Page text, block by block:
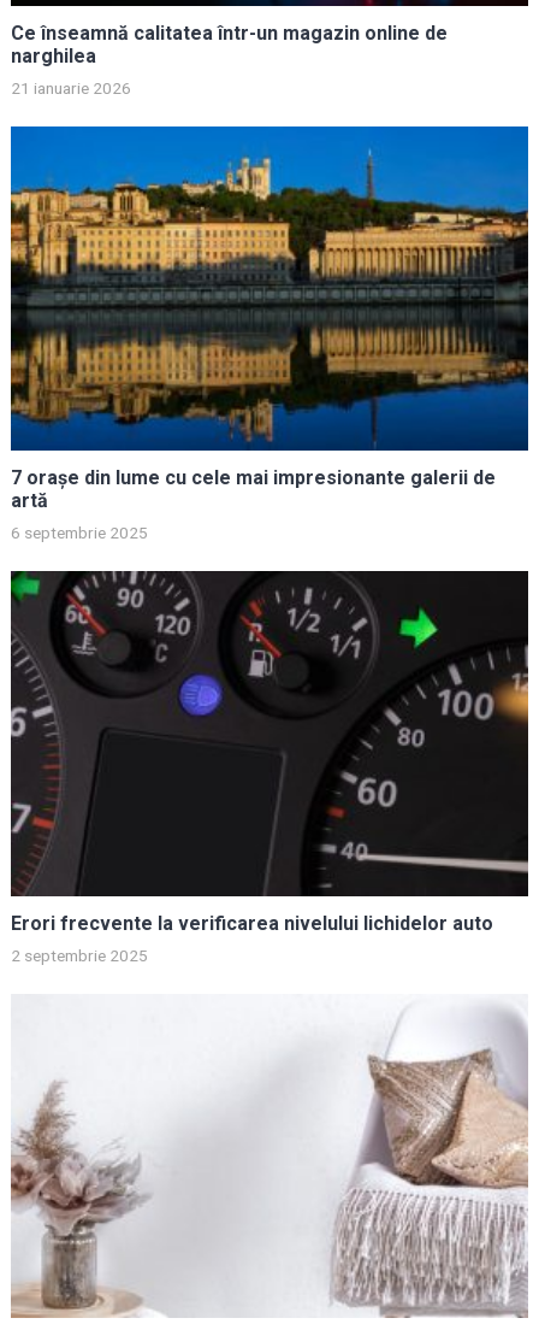
Ce înseamnă calitatea într-un magazin online de
narghilea
21 ianuarie 2026
7 orașe din lume cu cele mai impresionante galerii de
artă
6 septembrie 2025
Erori frecvente la verificarea nivelului lichidelor auto
2 septembrie 2025